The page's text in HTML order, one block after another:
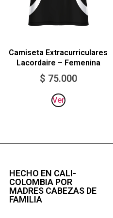
Camiseta Extracurriculares
Lacordaire – Femenina
$ 75.000
Ver
HECHO EN CALI-
COLOMBIA POR
MADRES CABEZAS DE
FAMILIA